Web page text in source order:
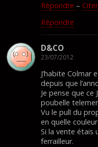
Répondre – Citer
Répondre
D&CO
23/07/2012
J’habite Colmar
depuis que
Je pense que
poubelle
Vu le pull du
en quelle
Si la vente étais
ferrailleur.